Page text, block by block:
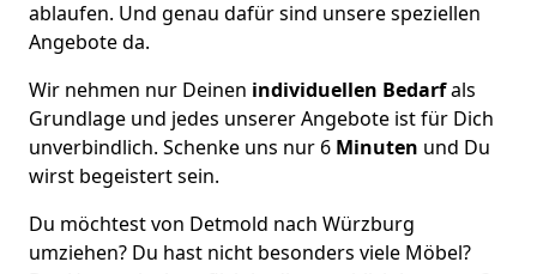
ablaufen. Und genau dafür sind unsere speziellen
Angebote da.
Wir nehmen nur Deinen individuellen Bedarfals
Grundlage und jedes unserer Angebote ist für Dich
unverbindlich. Schenke uns nur 6 Minuten und Du
wirst begeistert sein.
Du möchtest von Detmold nach Würzburg
umziehen? Du hast nicht besonders viele Möbel?